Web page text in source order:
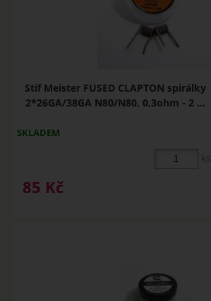
Stif Meister FUSED CLAPTON spirálky
2*26GA/38GA N80/N80, 0,3ohm - 2 ...
SKLADEM
ks
85 Kč